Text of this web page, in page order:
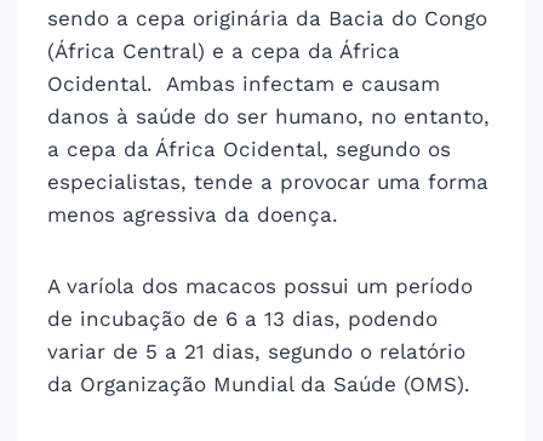
sendo a cepa originária da Bacia do Congo
(África Central) e a cepa da África
Ocidental. Ambas infectam e causam
danos à saúde do ser humano, no entanto,
a cepa da África Ocidental, segundo os
especialistas, tende a provocar uma forma
menos agressiva da doença.
A varíola dos macacos possui um período
de incubação de 6 a 13 dias, podendo
variar de 5 a 21 dias, segundo o relatório
da Organização Mundial da Saúde (OMS).